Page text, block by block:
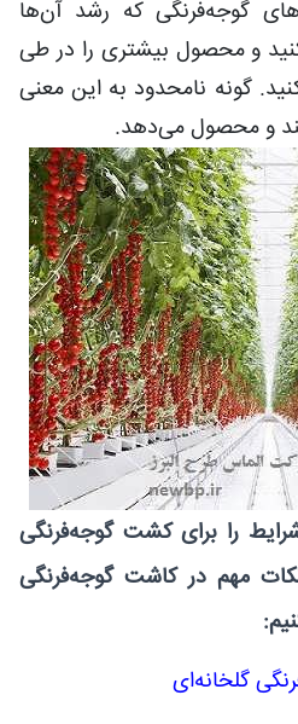
گوجه‌فرنگی که رشد آن‌ها
و محصول بیشتری را در طی
گونه نامحدود به این معنی
و محصول می‌دهد.
را برای کشت گوجه‌فرنگی
مهم در کاشت گوجه‌فرنگی
گلخانه‌ای